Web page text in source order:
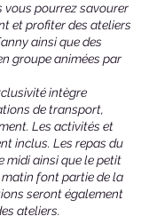
vous pourrez savourer
et profiter des ateliers
ainsi que des
groupe animées par
intègre
de transport,
Les activités et
inclus. Les repas du
midi ainsi que le petit
font partie de la
seront également
ateliers.